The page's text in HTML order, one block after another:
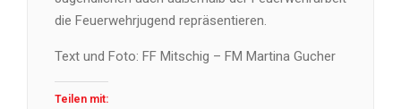
die Feuerwehrjugend repräsentieren.
Text und Foto: FF Mitschig – FM Martina Gucher
Teilen mit: